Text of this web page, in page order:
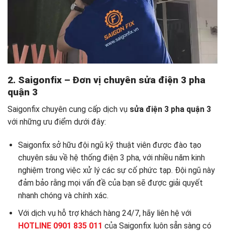
2. Saigonfix – Đơn vị chuyên sửa điện 3 pha
quận 3
Saigonfix chuyên cung cấp dịch vụ sửa điện 3 pha quận 3
với những ưu điểm dưới đây:
Saigonfix sở hữu đội ngũ kỹ thuật viên được đào tạo
chuyên sâu về hệ thống điện 3 pha, với nhiều năm kinh
nghiệm trong việc xử lý các sự cố phức tạp. Đội ngũ này
đảm bảo rằng mọi vấn đề của bạn sẽ được giải quyết
nhanh chóng và chính xác.
Với dịch vụ hỗ trợ khách hàng 24/7, hãy liên hệ với
HOTLINE 0901 835 011 của Saigonfix luôn sẵn sàng có